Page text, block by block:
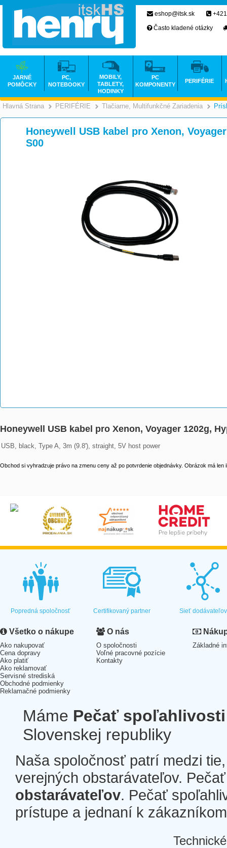
Hlavná Strana >
PERIFÉRIE >
Tlačiarne, Multifunkčné Zariadenia
Honeywell USB kabel pro Xenon,
S00
Honeywell USB kabel pro Xenon, Voyager 1202g,
USB, black, Type A, 3m (9.8'), straight, 5V host power
Obchod si vyhradzuje právo na zmenu ceny až po potvrdenie objednávky. Obrázok má len
eshop@itsk.sk
Často kladené otázky
JARNÉ
POMÔCKY
PC,
NOTEBOOKY
MOBILY,
TABLETY,
HODINKY
PC
KOMPONENTY
PERIFÉRIE
Popredná spoločnosť Certifikovaný partner Sieť dodávateľov
Všetko o nákupe
Ako nakupovať
Cena dopravy
Ako platiť
Ako reklamovať
Servisné strediská
Obchodné podmienky
Reklamačné podmienky
O nás
O spoločnosti
Voľné pracovné pozície
Kontakty
Základné
Máme Pečať spoľahlivosti
Slovenskej republiky
Naša spoločnosť patrí medzi
verejných obstarávateľov.
obstarávateľov. Pečať
prístupe a jednaní k